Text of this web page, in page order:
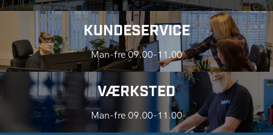
KUNDESERVICE
Man-fre 09.00-11.00
VÆRKSTED
Man-fre 09.00-11.00